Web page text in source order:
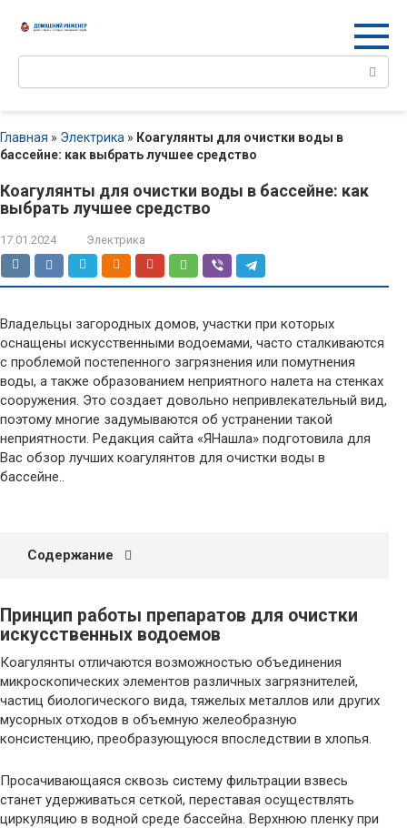
Поиск:
Главная » Электрика » Коагулянты для очистки воды в
бассейне: как выбрать лучшее средство
Коагулянты для очистки воды в бассейне: как
выбрать лучшее средство
17.01.2024 Электрика
Владельцы загородных домов, участки при которых
оснащены искусственными водоемами, часто сталкиваются
с проблемой постепенного загрязнения или помутнения
воды, а также образованием неприятного налета на стенках
сооружения. Это создает довольно непривлекательный вид,
поэтому многие задумываются об устранении такой
неприятности. Редакция сайта «ЯНашла» подготовила для
Вас обзор лучших коагулянтов для очистки воды в
бассейне..
Содержание
Принцип работы препаратов для очистки
искусственных водоемов
Коагулянты отличаются возможностью объединения
микроскопических элементов различных загрязнителей,
частиц биологического вида, тяжелых металлов или других
мусорных отходов в объемную желеобразную
консистенцию, преобразующуюся впоследствии в хлопья.
Просачивающаяся сквозь систему фильтрации взвесь
станет удерживаться сеткой, переставая осуществлять
циркуляцию в водной среде бассейна. Верхнюю пленку при